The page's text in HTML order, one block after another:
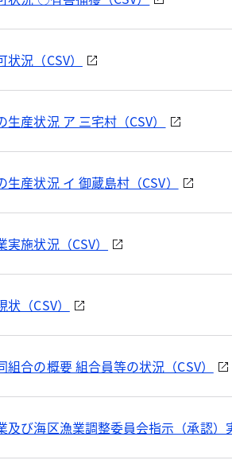
況（CSV）
生産状況 ア 三宅村（CSV）
生産状況 イ 御蔵島村（CSV）
実施状況（CSV）
（CSV）
組合の概要 組合員等の状況（CSV）
及び海区漁業調整委員会指示（承認）